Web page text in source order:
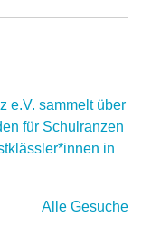
e.V. sammelt über
für Schulranzen
in
Alle Gesuche